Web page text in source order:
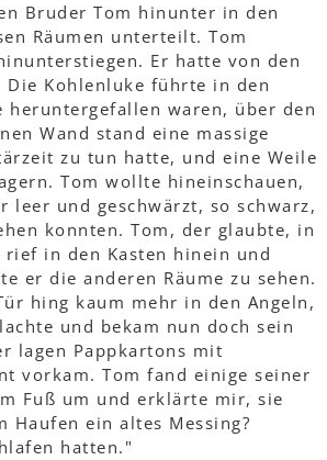
Bruder Tom hinunter in den
Räumen unterteilt. Tom
Er hatte von den
Kohlenluke führte in den
heruntergefallen waren, über den
Wand stand eine massige
zu tun hatte, und eine Weile
Tom wollte hineinschauen,
und geschwärzt, so schwarz,
konnten. Tom, der glaubte, in
in den Kasten hinein und
er die anderen Räume zu sehen.
hing kaum mehr in den Angeln,
und bekam nun doch sein
lagen Pappkartons mit
vorkam. Tom fand einige seiner
Fuß um und erklärte mir, sie
ein altes Messing?
hatten."